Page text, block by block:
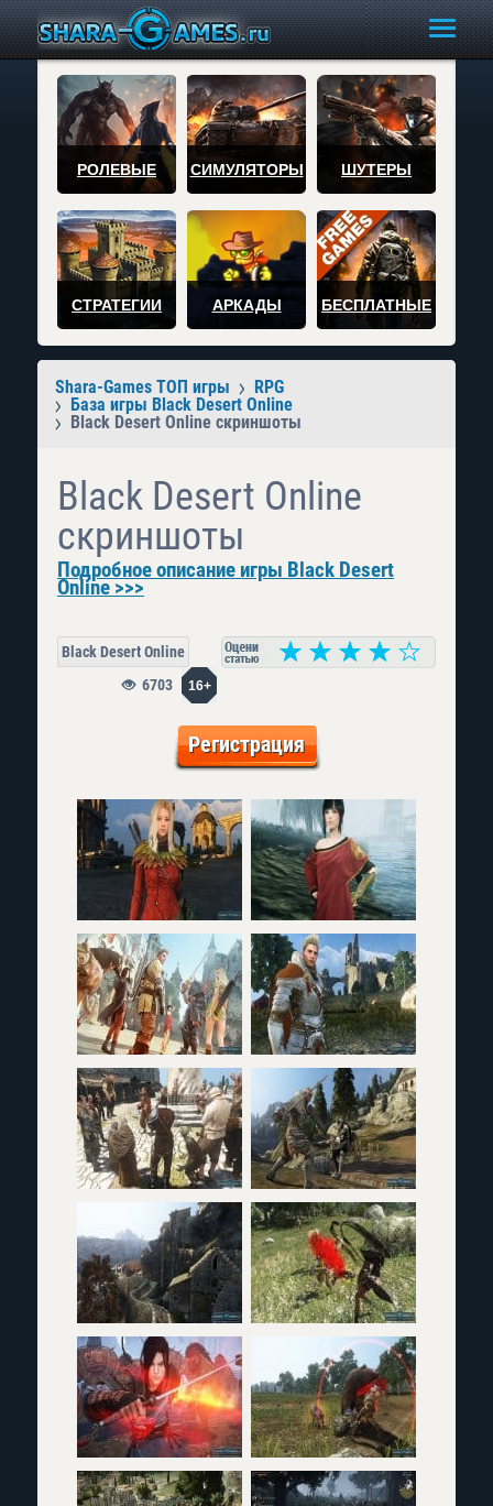
РОЛЕВЫЕ СИМУЛЯТОРЫ ШУТЕРЫ
СТРАТЕГИИ АРКАДЫ БЕСПЛАТНЫЕ
Shara-Games ТОП игры
RPG
База игры Black Desert Online
Black Desert Online скриншоты
Black Desert Online
скриншоты
Подробное описание игры Black Desert
Online >>>
Black Desert Online
16+
6703
Регистрация